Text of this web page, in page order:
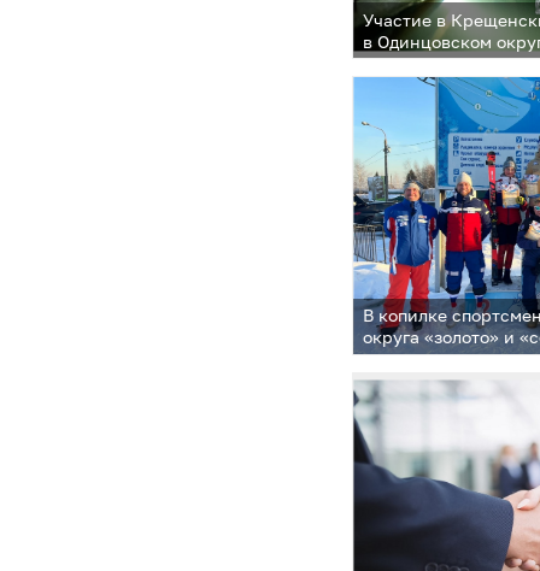
Участие в
в Одинцовском
человек
В копилке
округа «золото» и